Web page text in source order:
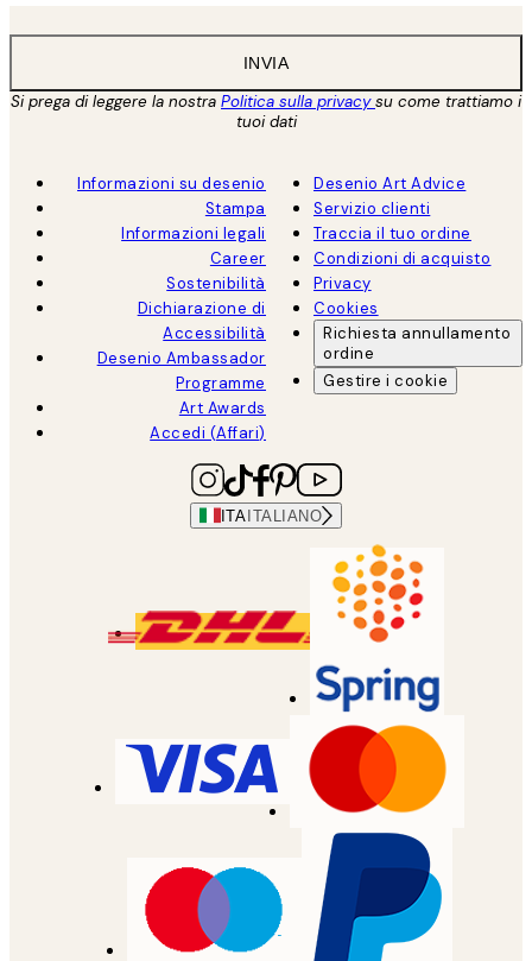
INVIA
Si prega di leggere la nostra Politica sulla privacysu come trattiamo i
tuoi dati
Informazioni su desenio
Stampa
Informazioni legali
Career
Sostenibilità
Dichiarazione di
Accessibilità
Desenio Ambassador
Programme
Art Awards
Accedi (Affari)
Desenio Art Advice
Servizio clienti
Traccia il tuo ordine
Condizioni di acquisto
Privacy
Cookies
Richiesta annullamento
ordine
Gestire i cookie
ITAITALIANO